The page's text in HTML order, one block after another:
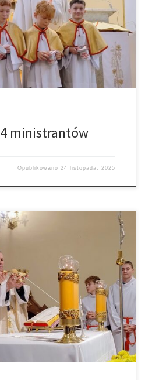
rok liturgiczny. Na Mszy św.
4 aspirantów do grona
chłopcom i ich rodzicom.
ministrantów
Opublikowano24 listopada, 2025
z parafii Miłosierdzia Bożego,
również relikwie Św. S.
nabożeństwo, w czasie
Miłosierdzie Boga i
relikwii Św. S. Faustyny do